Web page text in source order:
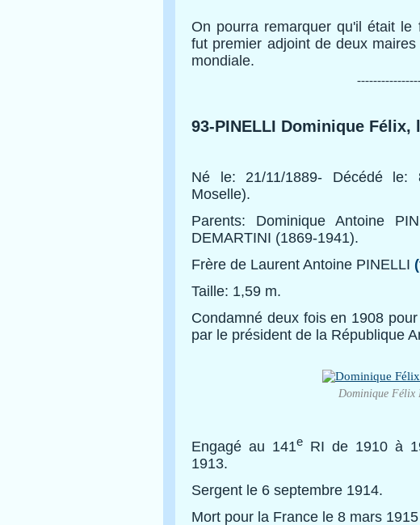
On pourra remarquer qu'il était
fut premier adjoint de deux
mondiale.
93-PINELLI Dominique Félix,
Né le: 21/11/1889- Décédé le:
Moselle).
Parents: Dominique Antoine
DEMARTINI (1869-1941).
Frère de Laurent Antoine PINELLI
Taille: 1,59 m.
Condamné deux fois en 1908
par le président de la République
Dominique Félix
Engagé au 141e RI de 1910 à
1913.
Sergent le 6 septembre 1914.
Mort pour la France le 8 mars